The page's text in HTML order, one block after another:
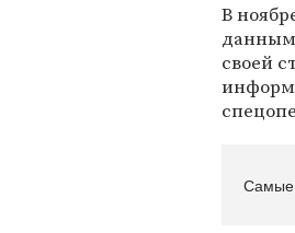
В
данным
своей
Самые